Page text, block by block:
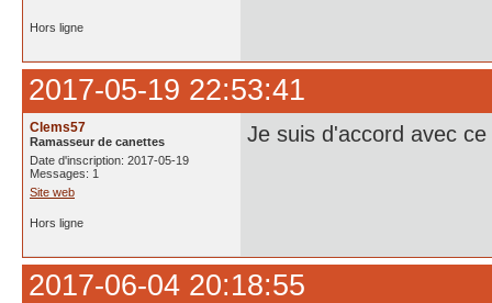
Hors ligne
2017-05-19 22:53:41
Clems57
Ramasseur de canettes
Date d'inscription: 2017-05-19
Messages: 1
Site web
Je suis d'accord avec
Hors ligne
2017-06-04 20:18:55